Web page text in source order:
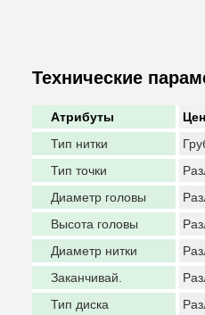
Технические
Атрибуты
Тип нитки
Тип точки
Диаметр головы
Высота головы
Диаметр нитки
Заканчивай.
Тип диска